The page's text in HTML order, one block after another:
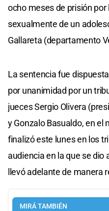
ocho meses de prisión
sexualmente de un
Gallareta (departamento
La sentencia fue
por unanimidad por un
jueces Sergio Olivera
y Gonzalo Basualdo, en el
finalizó este lunes en los
audiencia en la que se dio
llevó adelante de manera
MIRÁ TAMBIÉN